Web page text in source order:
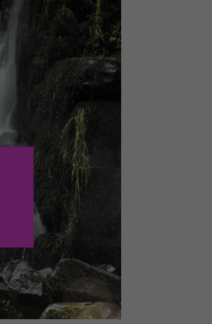
Parc naturel régional est
sous la forme d’un
mixte réunissant
des co...